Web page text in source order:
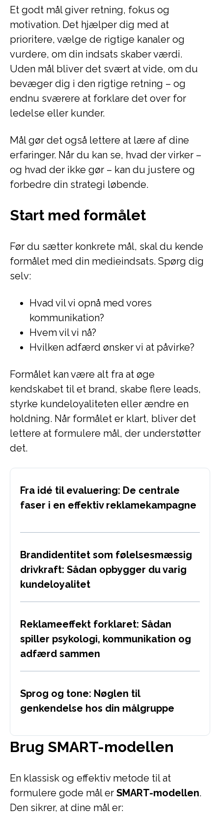
Et godt mål giver retning, fokus og
motivation. Det hjælper dig med at
prioritere, vælge de rigtige kanaler og
vurdere, om din indsats skaber værdi.
Uden mål bliver det svært at vide, om du
bevæger dig i den rigtige retning – og
endnu sværere at forklare det over for
ledelse eller kunder.
Mål gør det også lettere at lære af dine
erfaringer. Når du kan se, hvad der virker –
og hvad der ikke gør – kan du justere og
forbedre din strategi løbende.
Start med formålet
Før du sætter konkrete mål, skal du kende
formålet med din medieindsats. Spørg dig
selv:
Hvad vil vi opnå med vores
kommunikation?
Hvem vil vi nå?
Hvilken adfærd ønsker vi at påvirke?
Formålet kan være alt fra at øge
kendskabet til et brand, skabe flere leads,
styrke kundeloyaliteten eller ændre en
holdning. Når formålet er klart, bliver det
lettere at formulere mål, der understøtter
det.
Fra idé til evaluering: De centrale
faser i en effektiv reklamekampagne
Brandidentitet som følelsesmæssig
drivkraft: Sådan opbygger du varig
kundeloyalitet
Reklameeffekt forklaret: Sådan
spiller psykologi, kommunikation og
adfærd sammen
Sprog og tone: Nøglen til
genkendelse hos din målgruppe
Brug SMART-modellen
En klassisk og effektiv metode til at
formulere gode mål er SMART-modellen.
Den sikrer, at dine mål er: